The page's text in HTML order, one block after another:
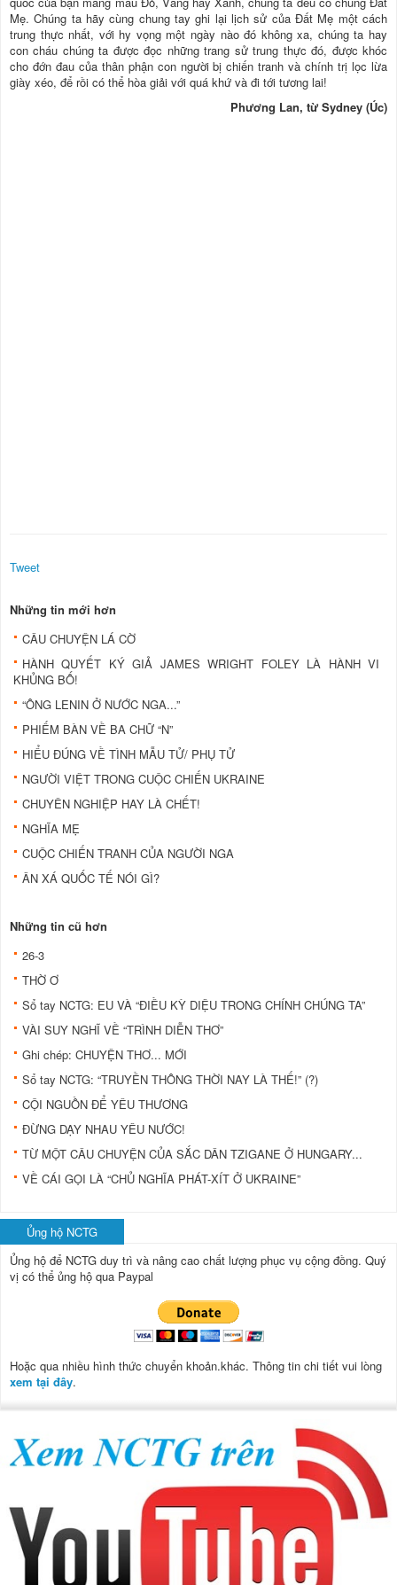
Mẹ. Chúng ta hãy cùng chung tay ghi lại lịch sử của Đất Mẹ một cách
trung thực nhất, với hy vọng một ngày nào đó không xa, chúng ta hay
con cháu chúng ta được đọc những trang sử trung thực đó, được khóc
cho đớn đau của thân phận con người bị chiến tranh và chính trị lọc lừa
giày xéo, để rồi có thể hòa giải với quá khứ và đi tới tương lai!
Phương Lan, từ Sydney (Úc)
Tweet
Những tin mới hơn
CÂU CHUYỆN LÁ CỜ
HÀNH QUYẾT KÝ GIẢ JAMES WRIGHT FOLEY LÀ HÀNH VI
KHỦNG BỐ!
“ÔNG LENIN Ở NƯỚC NGA...”
PHIẾM BÀN VỀ BA CHỮ “N”
HIỂU ĐÚNG VỀ TÌNH MẪU TỬ/ PHỤ TỬ
NGƯỜI VIỆT TRONG CUỘC CHIẾN UKRAINE
CHUYÊN NGHIỆP HAY LÀ CHẾT!
NGHĨA MẸ
CUỘC CHIẾN TRANH CỦA NGƯỜI NGA
ÂN XÁ QUỐC TẾ NÓI GÌ?
Những tin cũ hơn
26-3
THỜ Ơ
Sổ tay NCTG: EU VÀ “ĐIỀU KỲ DIỆU TRONG CHÍNH CHÚNG TA”
VÀI SUY NGHĨ VỀ “TRÌNH DIỄN THƠ”
Ghi chép: CHUYỆN THƠ... MỚI
Sổ tay NCTG: “TRUYỀN THÔNG THỜI NAY LÀ THẾ!” (?)
CỘI NGUỒN ĐỂ YÊU THƯƠNG
ĐỪNG DẠY NHAU YÊU NƯỚC!
TỪ MỘT CÂU CHUYỆN CỦA SẮC DÂN TZIGANE Ở HUNGARY...
VỀ CÁI GỌI LÀ “CHỦ NGHĨA PHÁT-XÍT Ở UKRAINE”
Ủng hộ NCTG
Ủng hộ để NCTG duy trì và nâng cao chất lượng phục vụ cộng đồng. Quý
vị có thể ủng hộ qua Paypal
Hoặc qua nhiều hình thức chuyển khoản.khác. Thông tin chi tiết vui lòng
xem tại đây.